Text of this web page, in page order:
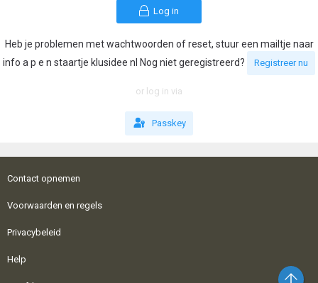
Log in
Heb je problemen met wachtwoorden of reset, stuur een mailtje naar
info a p e n staartje klusidee nl Nog niet geregistreerd?
Registreer nu
or log in via
Passkey
Contact opnemen
Voorwaarden en regels
Privacybeleid
Help